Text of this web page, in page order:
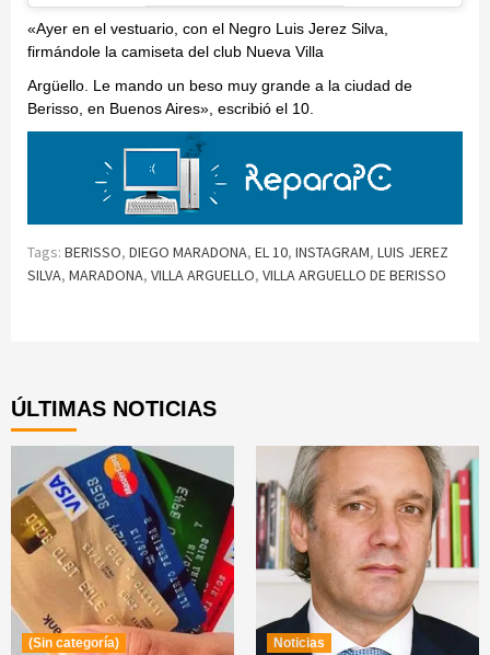
«Ayer en el vestuario, con el Negro Luis Jerez Silva,
firmándole la camiseta del club Nueva Villa
Argüello. Le mando un beso muy grande a la ciudad de
Berisso, en Buenos Aires», escribió el 10.
Tags: BERISSO, DIEGO MARADONA, EL 10, INSTAGRAM, LUIS JEREZ
SILVA, MARADONA, VILLA ARGUELLO, VILLA ARGUELLO DE BERISSO
ÚLTIMAS NOTICIAS
(Sin categoría) Noticias